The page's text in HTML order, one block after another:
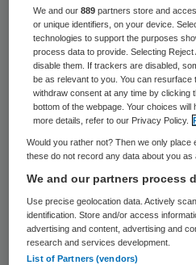
De pogingen die de
jaren heeft
kindermishandeling te
te gaan, hebben
constateert zowel
Cijfers
Elk jaar worden in
kinderen mishandeld,
We and our889 partners store and
or unique identifiers, on your device.
technologies to support the purposes
process data to provide. Selecting Reject
disable them. If trackers are disabled,
be as relevant to you. You can
withdraw consent at any time by clicking
bottom of the webpage. Your choices
more details, refer to our Privacy Policy.
Would you rather not? Then we only place
these do not record any data about you as
We and our partners process
Use precise geolocation data. Actively
identification. Store and/or access
advertising and content, advertising and
research and services development.
List of Partners (vendors)